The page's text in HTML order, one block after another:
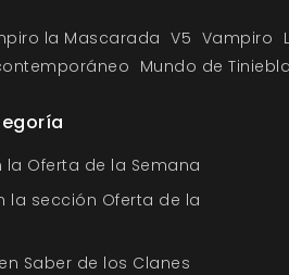
la Mascarada V5 Vampiro
Mundo de
la Oferta de la Semana
la sección Oferta de la
Saber de los Clanes